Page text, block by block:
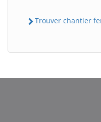
Trouver chantier
B BatiWebPro
Assistant en ligne